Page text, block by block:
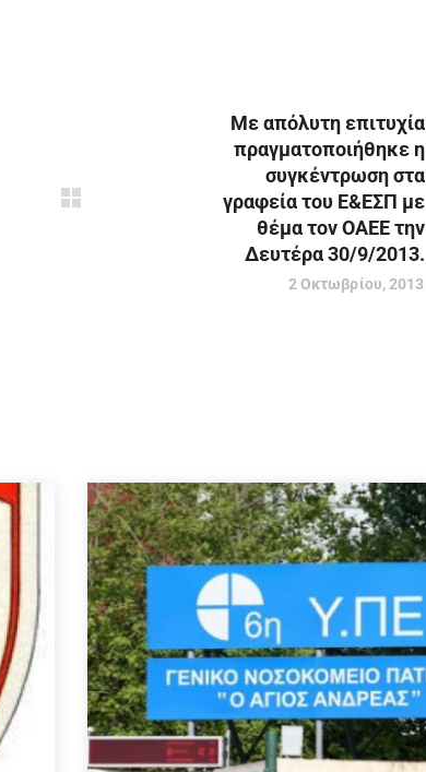
Με απόλυτη επιτυχία
πραγματοποιήθηκε η
συγκέντρωση στα
γραφεία του Ε&ΕΣΠ με
θέμα τον ΟΑΕΕ την
Δευτέρα 30/9/2013.
2 Οκτωβρίου, 2013